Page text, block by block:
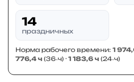
14
праздничных
Норма рабочего времени: 1
776,4 ч (36‑ч) · 1 183,6 ч (24‑ч)